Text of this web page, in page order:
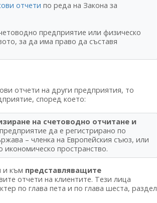
отчети по реда на Закона за
предприятие или физическо
за да има право да съставя
отчети на други предприятия, то
според което:
на счетоводно отчитане и
да е регистрирано по
– членка на Европейския съюз, или
пространство.
и към представляващите
отчети на клиентите. Тези лица
по глава пета и по глава шеста, раздел